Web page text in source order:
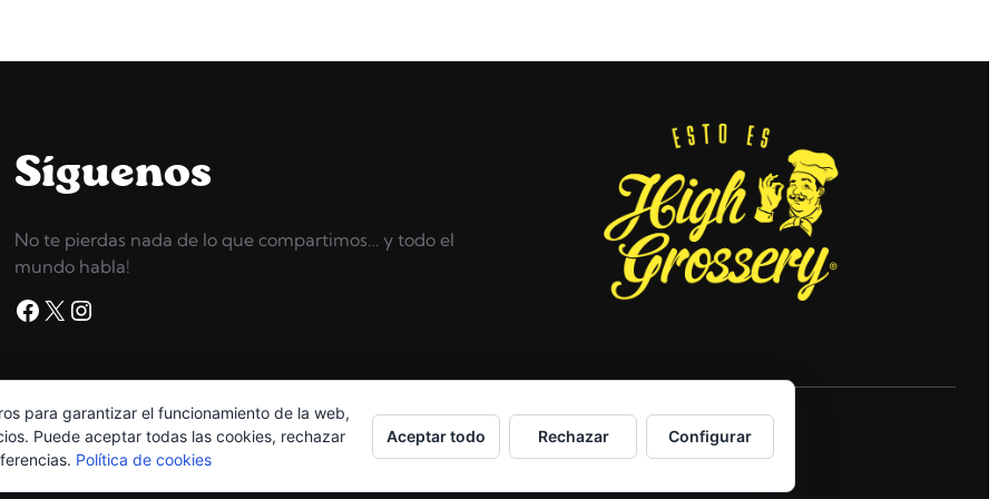
Síguenos
No te pierdas nada de lo que compartimos… y todo el
mundo habla!
Facebook X Instagram
Copyright © 2026High Grossery
para garantizar el funcionamiento de la web,
Puede aceptar todas las cookies, rechazar
Política de cookies
Aceptar todo Rechazar Configurar